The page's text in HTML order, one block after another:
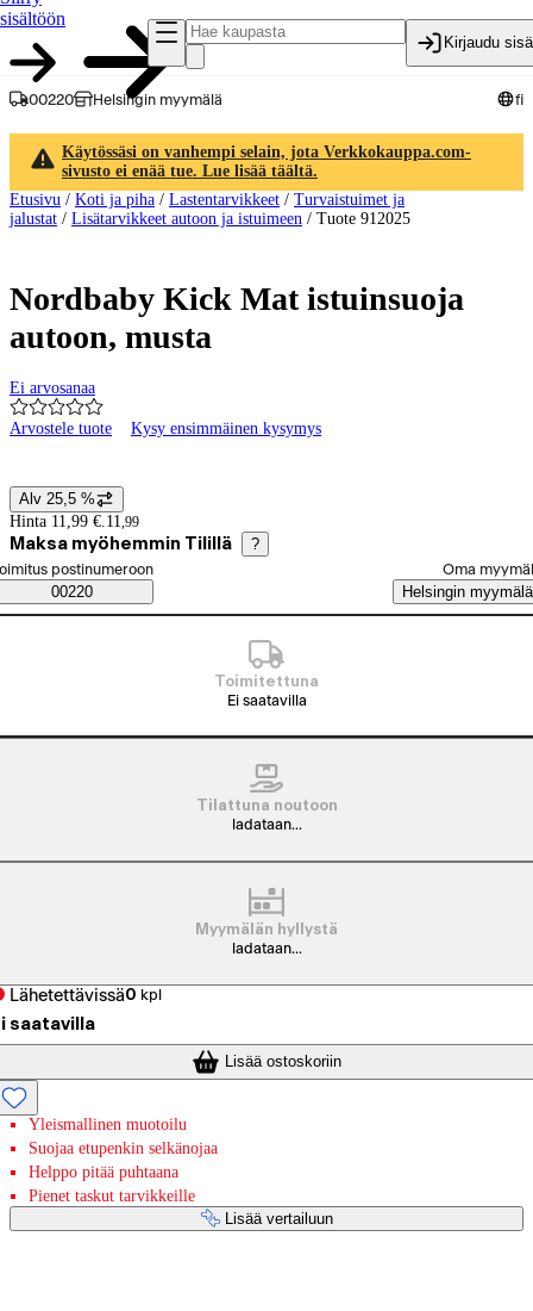
sisältöön
Kirjaudu
00220 Helsingin myymälä fi
Käytössäsi on vanhempi selain, jota Verkkokauppa.com-
sivusto ei enää tue. Lue lisää täältä.
Etusivu / Koti ja piha / Lastentarvikkeet / Turvaistuimet ja
jalustat / Lisätarvikkeet autoon ja istuimeen / Tuote 912025
Nordbaby Kick Mat istuinsuoja
autoon, musta
Ei arvosanaa
Arvostele tuote Kysy ensimmäinen kysymys
Hintatiedot
Alv 25,5 %
Hinta 11,99 €. 11 ,99
Maksa myöhemmin Tilillä ?
Saatavuustiedot
tilaustapa
postinumeroon
00220
Oma
Helsingin myymälä
Toimitettuna
Ei saatavilla
Tilattuna noutoon
ladataan...
Myymälän hyllystä
ladataan...
Lähetettävissä0 kpl
saatavilla
Lisää ostoskoriin
Yleismallinen muotoilu
Suojaa etupenkin selkänojaa
Helppo pitää puhtaana
Pienet taskut tarvikkeille
Lisää vertailuun